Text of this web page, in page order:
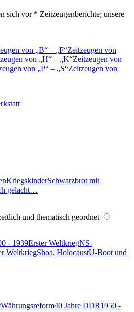
sich vor * Zeitzeugenberichte; unsere
von B – F Zeitzeugen von
von H – K Zeitzeugen von
von P – S Zeitzeugen von
KriegskinderSchwarzbrot mit
gelacht…
und thematisch geordnet
- 1939Erster WeltkriegNS-
WeltkriegShoa, HolocaustU-Boot und
Währungsreform40 Jahre DDR1950 -